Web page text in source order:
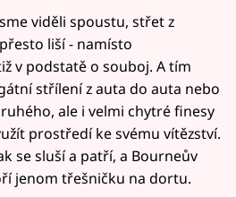
viděli spoustu, střet z
liší - namísto
v podstatě o souboj. A tím
střílení z auta do auta nebo
ale i velmi chytré finesy
prostředí ke svému vítězství.
se sluší a patří, a Bourneův
jenom třešničku na dortu.